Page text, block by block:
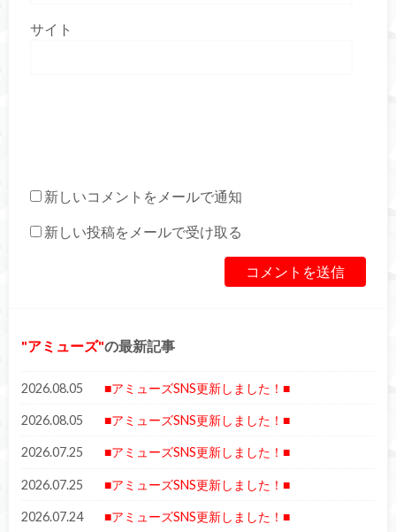
サイト
新しいコメントをメールで通知
新しい投稿をメールで受け取る
アミューズ の最新記事
2026.08.05 ■アミューズSNS更新しました！■
2026.08.05 ■アミューズSNS更新しました！■
2026.07.25 ■アミューズSNS更新しました！■
2026.07.25 ■アミューズSNS更新しました！■
2026.07.24 ■アミューズSNS更新しました！■